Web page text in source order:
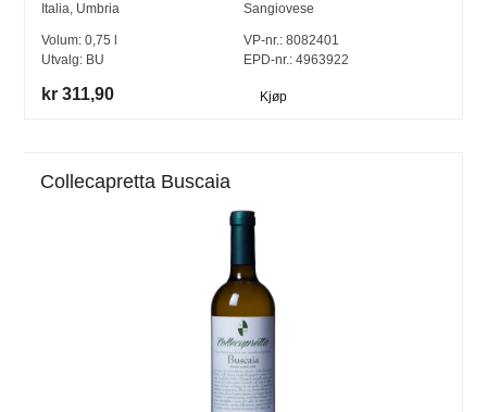
Italia, Umbria Sangiovese
Volum:0,75
Utvalg: BU
VP-nr.: 8082401
EPD-nr.: 4963922
kr 311,90 Kjøp
Collecapretta Buscaia